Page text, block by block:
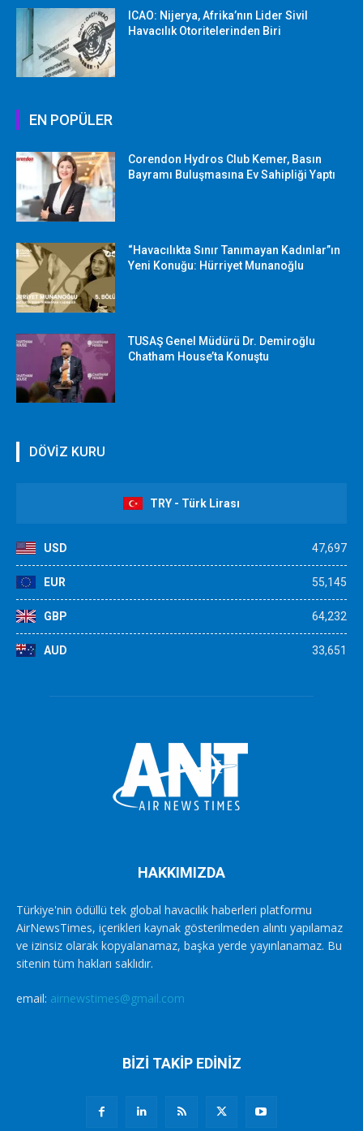
ICAO: Nijerya, Afrika’nın Lider Sivil
Havacılık Otoritelerinden Biri
EN POPÜLER
Corendon Hydros Club Kemer, Basın
Bayramı Buluşmasına Ev Sahipliği Yaptı
“Havacılıkta Sınır Tanımayan Kadınlar”ın
Yeni Konuğu: Hürriyet Munanoğlu
TUSAŞ Genel Müdürü Dr. Demiroğlu
Chatham House’ta Konuştu
DÖVİZ KURU
TRY - Türk Lirası
USD 47,697
EUR 55,145
GBP 64,232
AUD 33,651
HAKKIMIZDA
Türkiye'nin ödüllü tek global havacılık haberleri platformu
AirNewsTimes, içerikleri kaynak gösterilmeden alıntı yapılamaz
ve izinsiz olarak kopyalanamaz, başka yerde yayınlanamaz. Bu
sitenin tüm hakları saklıdır.
email: airnewstimes@gmail.com
BİZİ TAKİP EDİNİZ